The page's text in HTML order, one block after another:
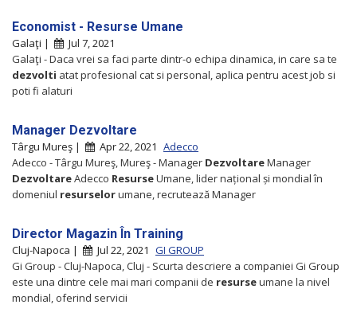
Economist - Resurse Umane
Galaţi |
Jul 7, 2021
Galaţi - Daca vrei sa faci parte dintr-o echipa dinamica, in care sa te
dezvolti atat profesional cat si personal, aplica pentru acest job si
poti fi alaturi
Manager Dezvoltare
Târgu Mureş | Apr 22, 2021 Adecco
Adecco - Târgu Mureş, Mureş - Manager DezvoltareManager
DezvoltareAdecco ResurseUmane, lider național și mondial în
domeniul resurselorumane, recrutează Manager
Director Magazin În Training
Cluj-Napoca | Jul 22, 2021 GI GROUP
Gi Group - Cluj-Napoca, Cluj - Scurta descriere a companiei Gi Group
este una dintre cele mai mari companii de resurseumane la nivel
mondial, oferind servicii